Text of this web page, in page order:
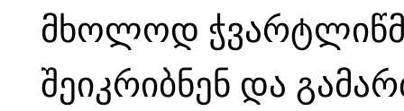
მხოლოდ
შეიკრიბნენ და